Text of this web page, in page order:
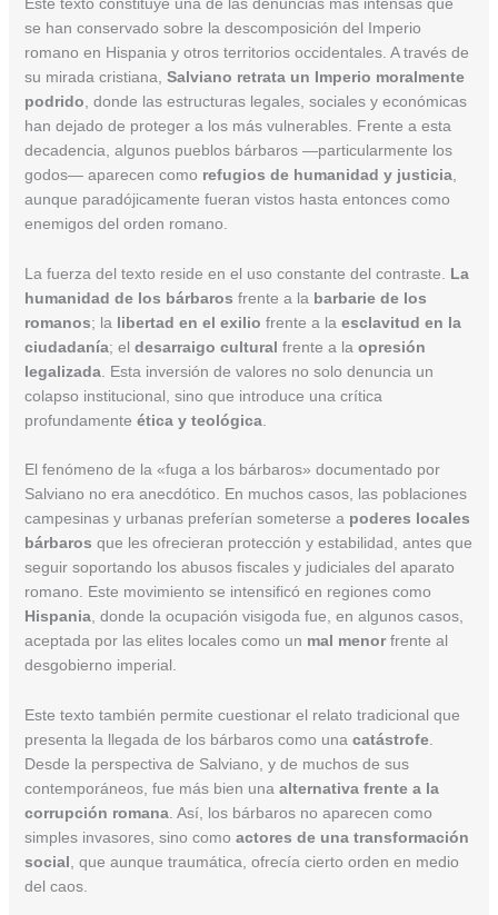
Este texto constituye una de las denuncias más intensas que
se han conservado sobre la descomposición del Imperio
romano en Hispania y otros territorios occidentales. A través de
su mirada cristiana, Salviano retrata un Imperio moralmente
podrido, donde las estructuras legales, sociales y económicas
han dejado de proteger a los más vulnerables. Frente a esta
decadencia, algunos pueblos bárbaros —particularmente los
godos— aparecen como refugios de humanidad y justicia,
aunque paradójicamente fueran vistos hasta entonces como
enemigos del orden romano.
La fuerza del texto reside en el uso constante del contraste. La
humanidad de los bárbaros frente a la barbarie de los
romanos; la libertad en el exilio frente a la esclavitud en la
ciudadanía; el desarraigo cultural frente a la opresión
legalizada. Esta inversión de valores no solo denuncia un
colapso institucional, sino que introduce una crítica
profundamente ética y teológica.
El fenómeno de la «fuga a los bárbaros» documentado por
Salviano no era anecdótico. En muchos casos, las poblaciones
campesinas y urbanas preferían someterse a poderes locales
bárbaros que les ofrecieran protección y estabilidad, antes que
seguir soportando los abusos fiscales y judiciales del aparato
romano. Este movimiento se intensificó en regiones como
Hispania, donde la ocupación visigoda fue, en algunos casos,
aceptada por las elites locales como un mal menorfrente al
desgobierno imperial.
Este texto también permite cuestionar el relato tradicional que
presenta la llegada de los bárbaros como una catástrofe.
Desde la perspectiva de Salviano, y de muchos de sus
contemporáneos, fue más bien una alternativa frente a la
corrupción romana. Así, los bárbaros no aparecen como
simples invasores, sino como actores de una transformación
social , que aunque traumática, ofrecía cierto orden en medio
del caos.